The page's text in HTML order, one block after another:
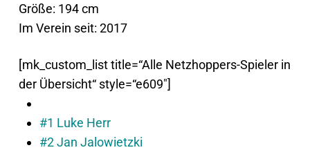
Größe: 194 cm
Im Verein seit: 2017
[mk_custom_list title=“Alle Netzhoppers-Spieler in
der Übersicht“ style=“e609″]
#1 Luke Herr
#2 Jan Jalowietzki